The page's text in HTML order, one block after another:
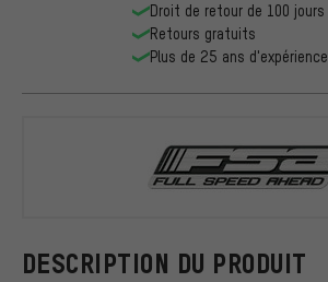
DESCRIPTION DU PRODUIT
Droit de retour de 100 jours
Retours gratuits
Plus de 25 ans d'expérience